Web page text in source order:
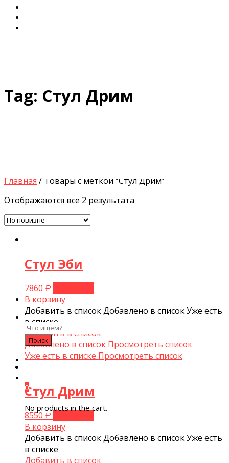
Search
for:
0
No products in the cart.
Tag: Стул Дрим
Главная / Товары с меткой “Стул Дрим”
Отображаются все 2 результата
Стул Эби
7860 Р
В корзину
Добавить в списокДобавлено в списокУже есть
в списке
Добавить в список
Добавлено в список Просмотреть список
Уже есть в списке Просмотреть список
Стул Дрим
8550 Р
В корзину
Добавить в списокДобавлено в списокУже есть
в списке
Добавить в список
Search